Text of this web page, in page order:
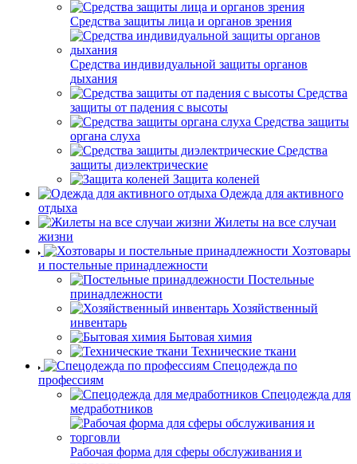
Средства защиты лица и органов зрения
Средства индивидуальной защиты органов
дыхания
Средства
защиты от падения с высоты
Средства защиты
органа слуха
Средства
защиты диэлектрические
Защита коленей
Одежда для активного
отдыха
Жилеты на все случаи
жизни
Хозтовары
и постельные принадлежности
Постельные
принадлежности
Хозяйственный
инвентарь
Бытовая химия
Технические ткани
Спецодежда по
профессиям
Спецодежда для
медработников
Рабочая форма для сферы обслуживания и